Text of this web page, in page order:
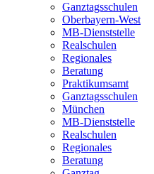
Ganztagsschulen
Oberbayern-West
MB-Dienststelle
Realschulen
Regionales
Beratung
Praktikumsamt
Ganztagsschulen
München
MB-Dienststelle
Realschulen
Regionales
Beratung